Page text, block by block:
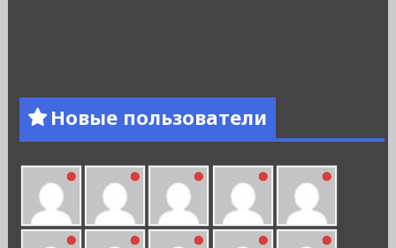
Новые пользователи